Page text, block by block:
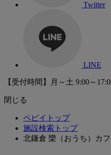
Twitter
LINE
【受付時間】月～土 9:00～
閉じる
ペピイトップ
施設検索トップ
北鎌倉 欒（おうち）カフ